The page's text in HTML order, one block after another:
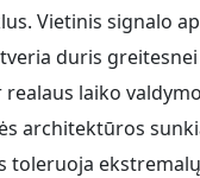
Vietinis signalo
duris
laiko
architektūros
toleruoja